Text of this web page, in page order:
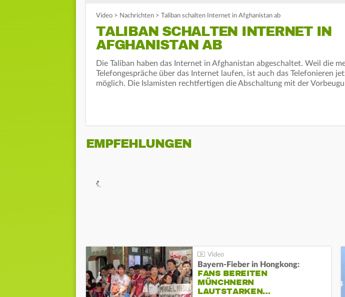
Video > Nachrichten > Taliban schalten Internet in Afghanistan ab
TALIBAN SCHALTEN INTERNET IN
AFGHANISTAN AB
Die Taliban haben das Internet in Afghanistan abgeschaltet. Weil die
Telefongespräche über das Internet laufen, ist auch das Telefonieren
möglich. Die Islamisten rechtfertigen die Abschaltung mit der
EMPFEHLUNGEN
Bayern-Fieber in Hongkong:
FANS BEREITEN
MÜNCHNERN
LAUTSTARKEN…